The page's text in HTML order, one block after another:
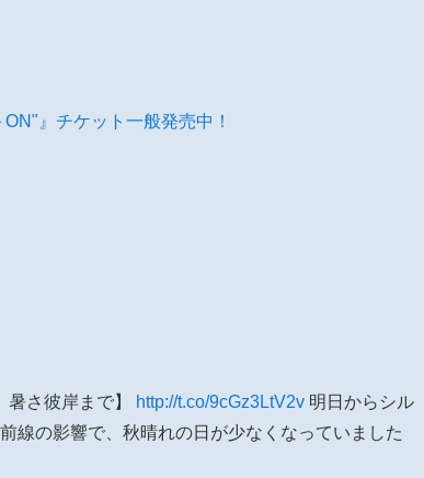
』チケット一般発売中！
さ彼岸まで】 http://t.co/9cGz3LtV2v 明日からシル
線の影響で、秋晴れの日が少なくなっていました